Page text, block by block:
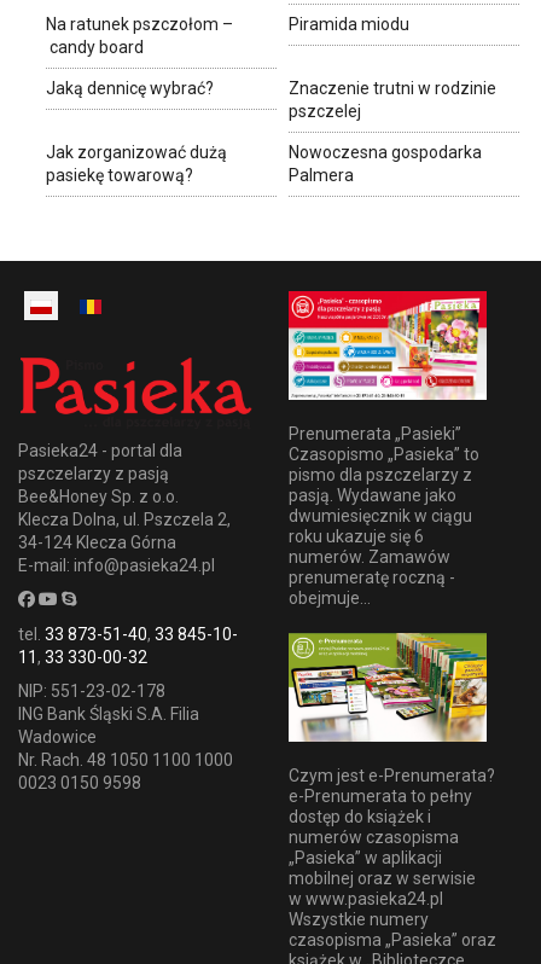
Na ratunek pszczołom –
candy board
Piramida miodu
Jaką dennicę wybrać?
Znaczenie trutni w rodzinie
pszczelej
Jak zorganizować dużą
pasiekę towarową?
Nowoczesna gospodarka
Palmera
Pasieka24 - portal dla
pszczelarzy z pasją
Bee&Honey Sp. z o.o.
Klecza Dolna, ul. Pszczela 2,
34-124 Klecza Górna
E-mail: info@pasieka24.pl
tel. 33 873-51-40, 33 845-10-
11, 33 330-00-32
NIP: 551-23-02-178
ING Bank Śląski S.A. Filia
Wadowice
Nr. Rach. 48 1050 1100 1000
0023 0150 9598
Prenumerata „Pasieki”
Czasopismo „Pasieka” to
pismo dla pszczelarzy z
pasją. Wydawane jako
dwumiesięcznik w ciągu
roku ukazuje się 6
numerów. Zamawów
prenumeratę roczną -
obejmuje...
Czym jest e-Prenumerata?
e-Prenumerata to pełny
dostęp do książek i
numerów czasopisma
„Pasieka” w aplikacji
mobilnej oraz w serwisie
w www.pasieka24.pl
Wszystkie numery
czasopisma „Pasieka” oraz
książek w „Biblioteczce...